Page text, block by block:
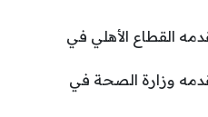
القطاع الأهلي في
وزارة الصحة في